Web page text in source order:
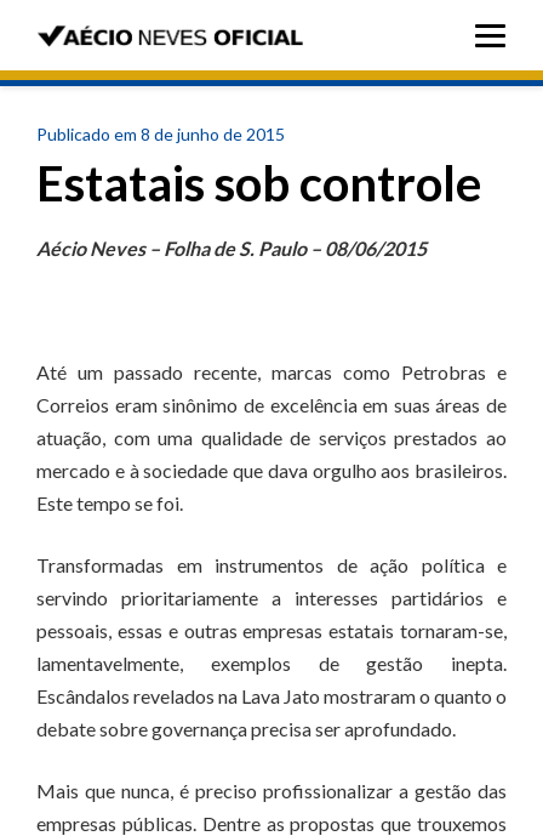
Publicado em 8 de junho de 2015
Estatais sob controle
Aécio Neves – Folha de S. Paulo – 08/06/2015
Até um passado recente, marcas como Petrobras e
Correios eram sinônimo de excelência em suas áreas de
atuação, com uma qualidade de serviços prestados ao
mercado e à sociedade que dava orgulho aos brasileiros.
Este tempo se foi.
Transformadas em instrumentos de ação política e
servindo prioritariamente a interesses partidários e
pessoais, essas e outras empresas estatais tornaram-se,
lamentavelmente, exemplos de gestão inepta.
Escândalos revelados na Lava Jato mostraram o quanto o
debate sobre governança precisa ser aprofundado.
Mais que nunca, é preciso profissionalizar a gestão das
empresas públicas. Dentre as propostas que trouxemos